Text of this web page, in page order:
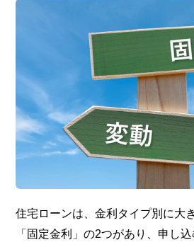
住宅ローンは、金利タイプ別に大
「固定金利」の2つがあり、申し